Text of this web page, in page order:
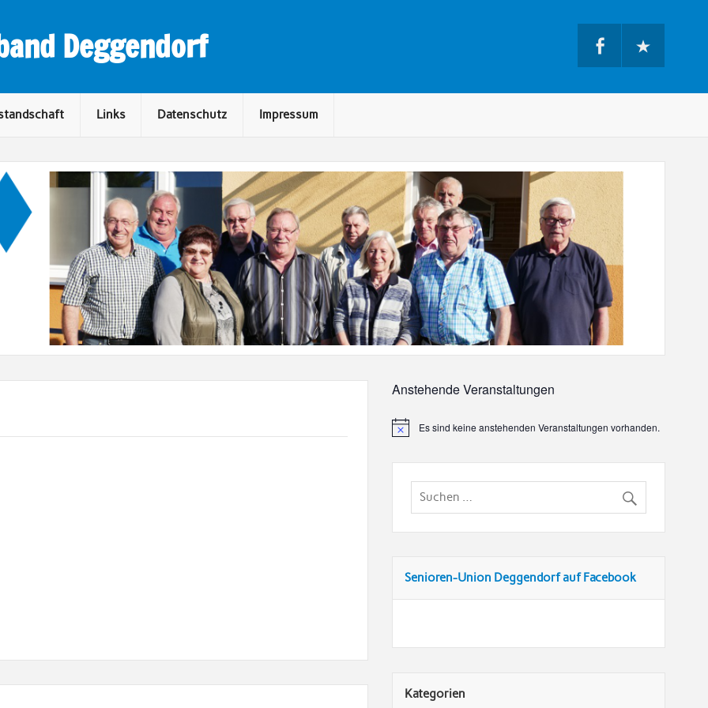
Deggendorf
Links Datenschutz Impressum
Anstehende Veranstaltungen
Es sind keine anstehenden Veranstaltungen vorhanden.
Senioren-Union Deggendorf auf Facebook
Kategorien